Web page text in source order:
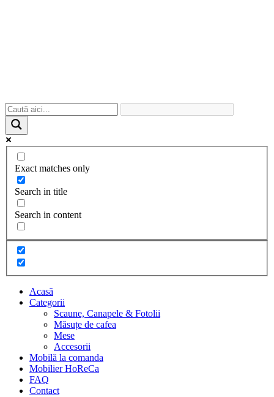
Exact matches only
Search in title
Search in content
Acasă
Categorii
Scaune, Canapele & Fotolii
Măsuțe de cafea
Mese
Accesorii
Mobilă la comanda
Mobilier HoReCa
FAQ
Contact